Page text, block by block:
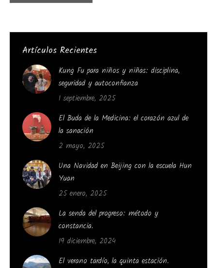
Artículos Recientes
Kung Fu para niños y niñas: disciplina,
seguridad y autoconfianza
1 septiembre, 2025
El Buda de la Medicina: el corazón azul de
la sanación
2 mayo, 2025
Una Navidad en Beijing con la escuela Hun
Yuan
25 enero, 2025
La senda del progreso: método y
constancia.
19 diciembre, 2024
El verano tardío, la quinta estación.